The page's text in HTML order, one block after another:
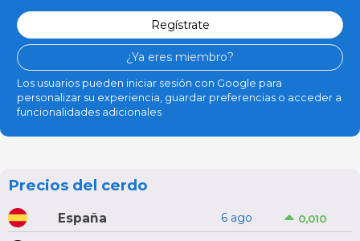
Regístrate
¿Ya eres miembro?
Los usuarios pueden iniciar sesión con Google para
personalizar su experiencia, guardar preferencias o acceder a
funcionalidades adicionales
Precios del cerdo
España 6 ago 0,010